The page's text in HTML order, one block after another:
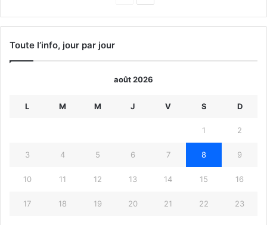
Toute l’info, jour par jour
août 2026
L M M J V S D
1 2
3 4 5 6 7 8 9
10 11 12 13 14 15 16
17 18 19 20 21 22 23